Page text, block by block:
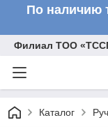
По наличию
Филиал ТОО «ТССП
Каталог